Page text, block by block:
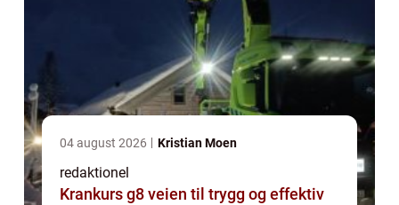
04 august 2026 Kristian Moen
redaktionel
Krankurs g8 veien til trygg og effektiv